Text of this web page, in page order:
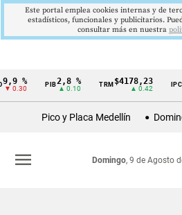
Cintillo
Colombia
%
0.30
PIB2,8 %
▲ 0.10
TRM$4178,23
▲ 0.42
Pico y Placa Medellín
Domingo, 9 de Agosto
menu
Este portal emplea cookies internas y de
estadísticos, funcionales y publicitarios.
consultar más en nuestra